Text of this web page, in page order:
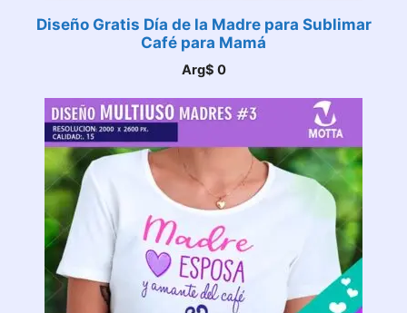
Diseño Gratis Día de la Madre para Sublimar
Café para Mamá
Arg$ 0